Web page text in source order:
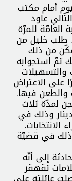
أمام مكتب
عاود
العامّة للمرّة
طلب خليل من
من ذلك
تمّ استجوابه
على الاعتراض
والطعن فيها.
بالسجن لمدّة ثلاث
وذلك في
في قضيّة
إلى أنّه
تقهقر